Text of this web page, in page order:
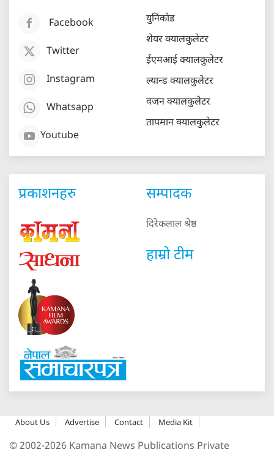
Facebook
Twitter
Instagram
Whatsapp
Youtube
युनिकोड
शेयर क्यालकुलेटर
ईएमआई क्यालकुलेटर
ल्यान्ड क्यालकुलेटर
वजन क्यालकुलेटर
तापमान क्यालकुलेटर
प्रकाशनहरु सम्पादक
दिरेकलाल श्रेष्ठ
हाम्रो टीम
About Us Advertise Contact Media Kit
© 2002-2026 Kamana News Publications Private